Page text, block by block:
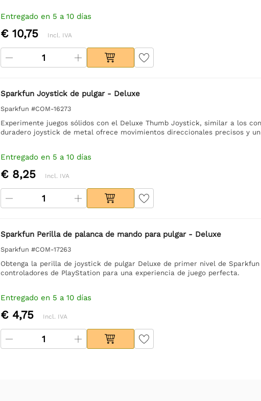
Entregado en 5 a 10 días
€ 10,75 Incl. IVA
Sparkfun Joystick de pulgar - Deluxe
Sparkfun #COM-16273
Experimente juegos sólidos con el Deluxe Thumb Joystick, similar a los
duradero joystick de metal ofrece movimientos direccionales precisos y
Entregado en 5 a 10 días
€ 8,25 Incl. IVA
Sparkfun Perilla de palanca de mando para pulgar - Deluxe
Sparkfun #COM-17263
Obtenga la perilla de joystick de pulgar Deluxe de primer nivel de
controladores de PlayStation para una experiencia de juego perfecta.
Entregado en 5 a 10 días
€ 4,75 Incl. IVA